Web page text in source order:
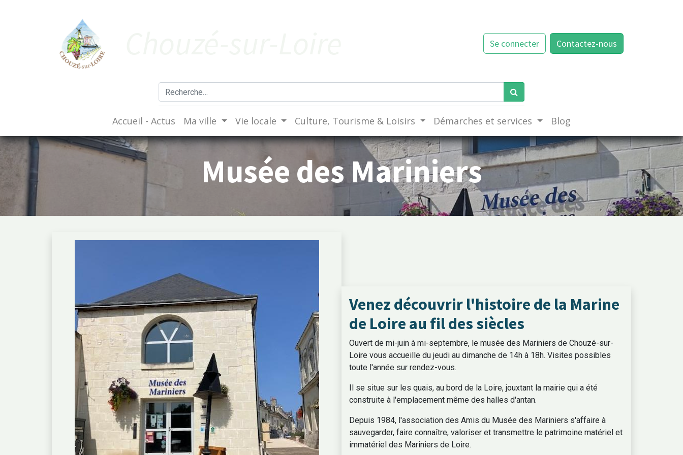
Se connecter Contactez-nous
Accueil - Actus Ma ville Vie locale Culture, Tourisme & Loisirs Démarches et services Blog
Musée des Mariniers
Venez découvrir l'histoire de la Marine
de Loire au fil des siècles
Ouvert de mi-juin à mi-septembre, le musée des Mariniers de Chouzé-sur-
Loire vous accueille du jeudi au dimanche de 14h à 18h. Visites possibles
toute l'année sur rendez-vous.
Il se situe sur les quais, au bord de la Loire, jouxtant la mairie qui a été
construite à l'emplacement même des halles d'antan.
Depuis 1984, l'association des Amis du Musée des Mariniers s'affaire à
sauvegarder, faire connaître, valoriser et transmettre le patrimoine matériel et
immatériel des Mariniers de Loire.
Mairie - 11, Place des Déportés 37140 Chouzé-sur-Loire
02.47.95.10.10
mairie@chouzesurloire.fr
Lundi : 9h à 12h - 14h à 17h30
Mardi : 9h à 12 h